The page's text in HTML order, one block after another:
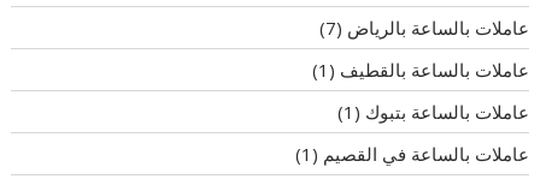
عاملات بالساعة بالرياض (7)
عاملات بالساعة بالقطيف (1)
عاملات بالساعة بتبوك (1)
عاملات بالساعة في القصيم (1)